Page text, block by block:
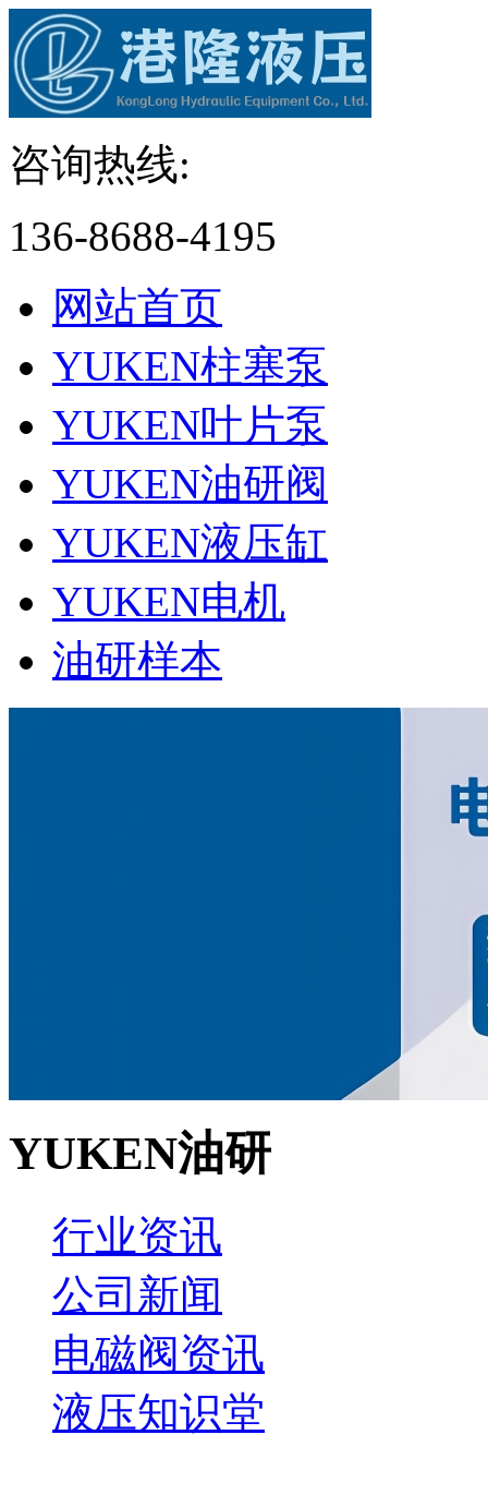
咨询热线:
136-8688-4195
网站首页
YUKEN柱塞泵
YUKEN叶片泵
YUKEN油研阀
YUKEN液压缸
YUKEN电机
油研样本
YUKEN油研
行业资讯
公司新闻
电磁阀资讯
液压知识堂